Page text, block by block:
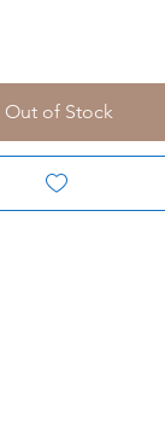
Out of Stock